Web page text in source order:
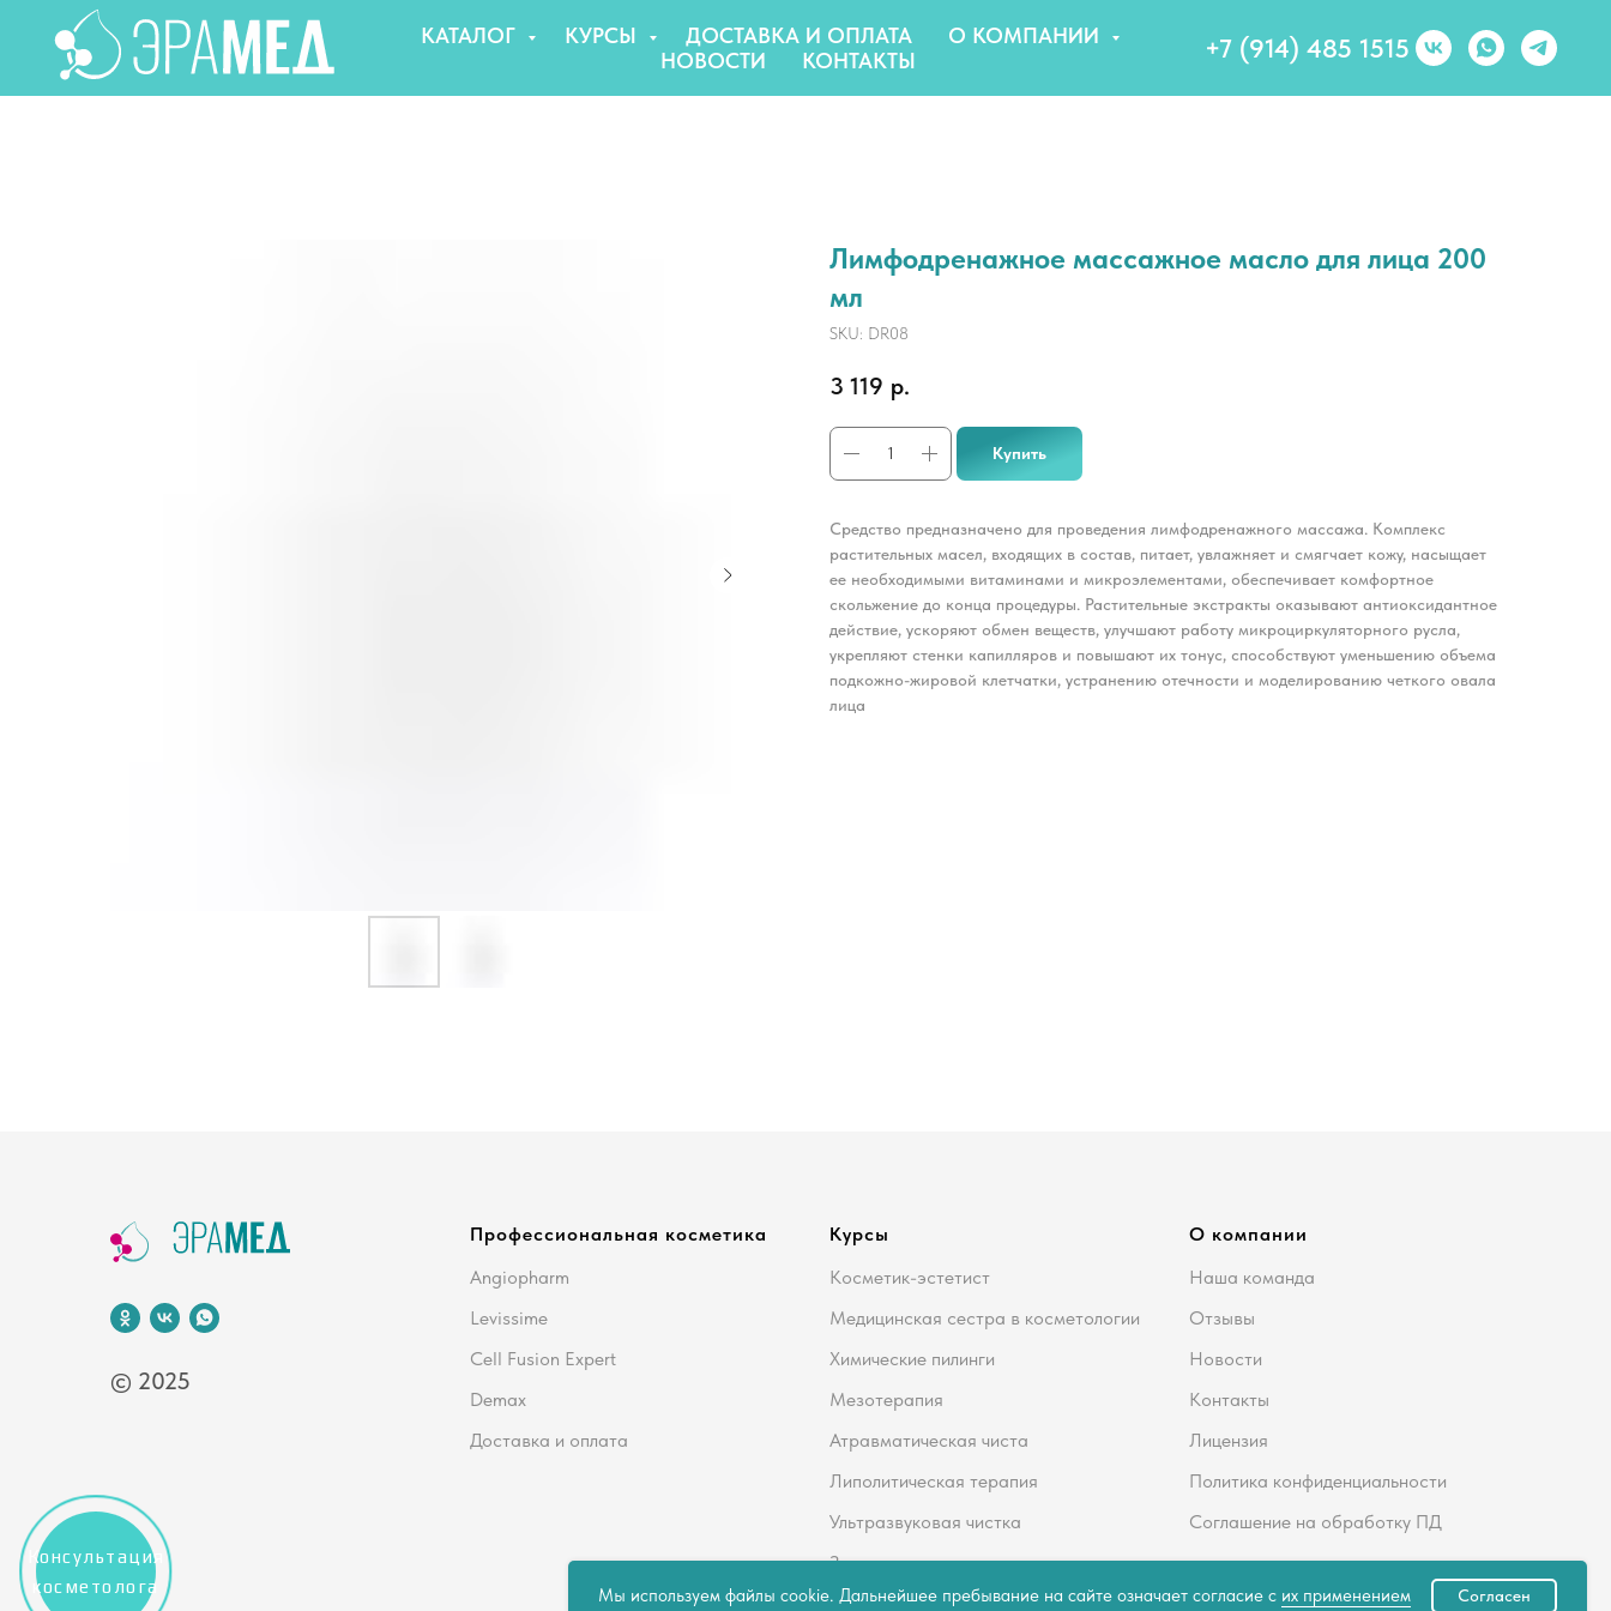
КАТАЛОГ КУРСЫ ДОСТАВКА И ОПЛАТА
О КОМПАНИИ
НОВОСТИ
КОНТАКТЫ +7 (914) 485 1515
Лимфодренажное массажное масло для лица 200
мл
SKU: DR08
3 119 р.
Купить
Средство предназначено для проведения лимфодренажного массажа. Комплекс
растительных масел, входящих в состав, питает, увлажняет и смягчает кожу, насыщает
ее необходимыми витаминами и микроэлементами, обеспечивает комфортное
скольжение до конца процедуры. Растительные экстракты оказывают антиоксидантное
действие, ускоряют обмен веществ, улучшают работу микроциркуляторного русла,
укрепляют стенки капилляров и повышают их тонус, способствуют уменьшению объема
подкожно-жировой клетчатки, устранению отечности и моделированию четкого овала
лица
© 2025
Профессиональная косметика
Angiopharm
Levissime
Cell Fusion Expert
Demax
Доставка и оплата
Курсы
Косметик-эстетист
Медицинская сестра в косметологии
Химические пилинги
Мезотерапия
Атравматическая чиста
Липолитическая терапия
Ультразвуковая чистка
Здоровье кожи
О компании
Наша команда
Отзывы
Новости
Контакты
Лицензия
Политика конфиденциальности
Соглашение на обработку ПД
Мы используем файлы cookie. Дальнейшее пребывание на сайте означает согласие с их применением Согласен
Консультация
косметолога